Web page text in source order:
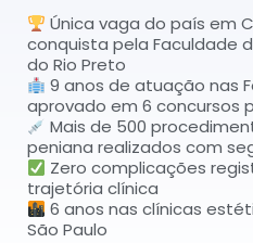
Única vaga do país em
conquista pela Faculdade
do Rio Preto
9 anos de atuação nas
aprovado em 6 concursos
Mais de 500
peniana realizados com
Zero complicações
trajetória clínica
6 anos nas clínicas
São Paulo